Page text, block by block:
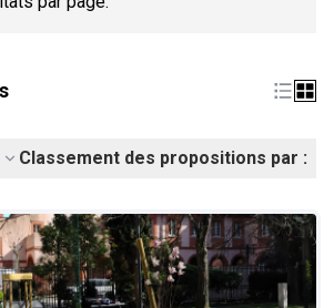
Classement des propositions par :